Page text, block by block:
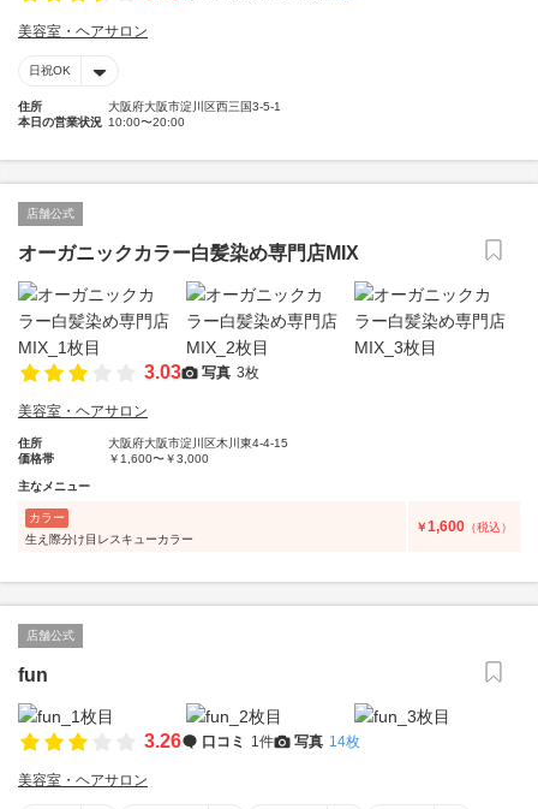
美容室・ヘアサロン
日祝OK
住所
大阪府大阪市淀川区西三国3-5-1
本日の営業状況 10:00〜20:00
店舗公式
オーガニックカラー白髪染め専門店MIX
3.03 写真 3枚
美容室・ヘアサロン
住所
大阪府大阪市淀川区木川東4-4-15
価格帯
￥1,600〜￥3,000
主なメニュー
カラー
生え際分け目レスキューカラー
￥1,600 （税込）
店舗公式
fun
3.26 口コミ 1件 写真 14枚
美容室・ヘアサロン